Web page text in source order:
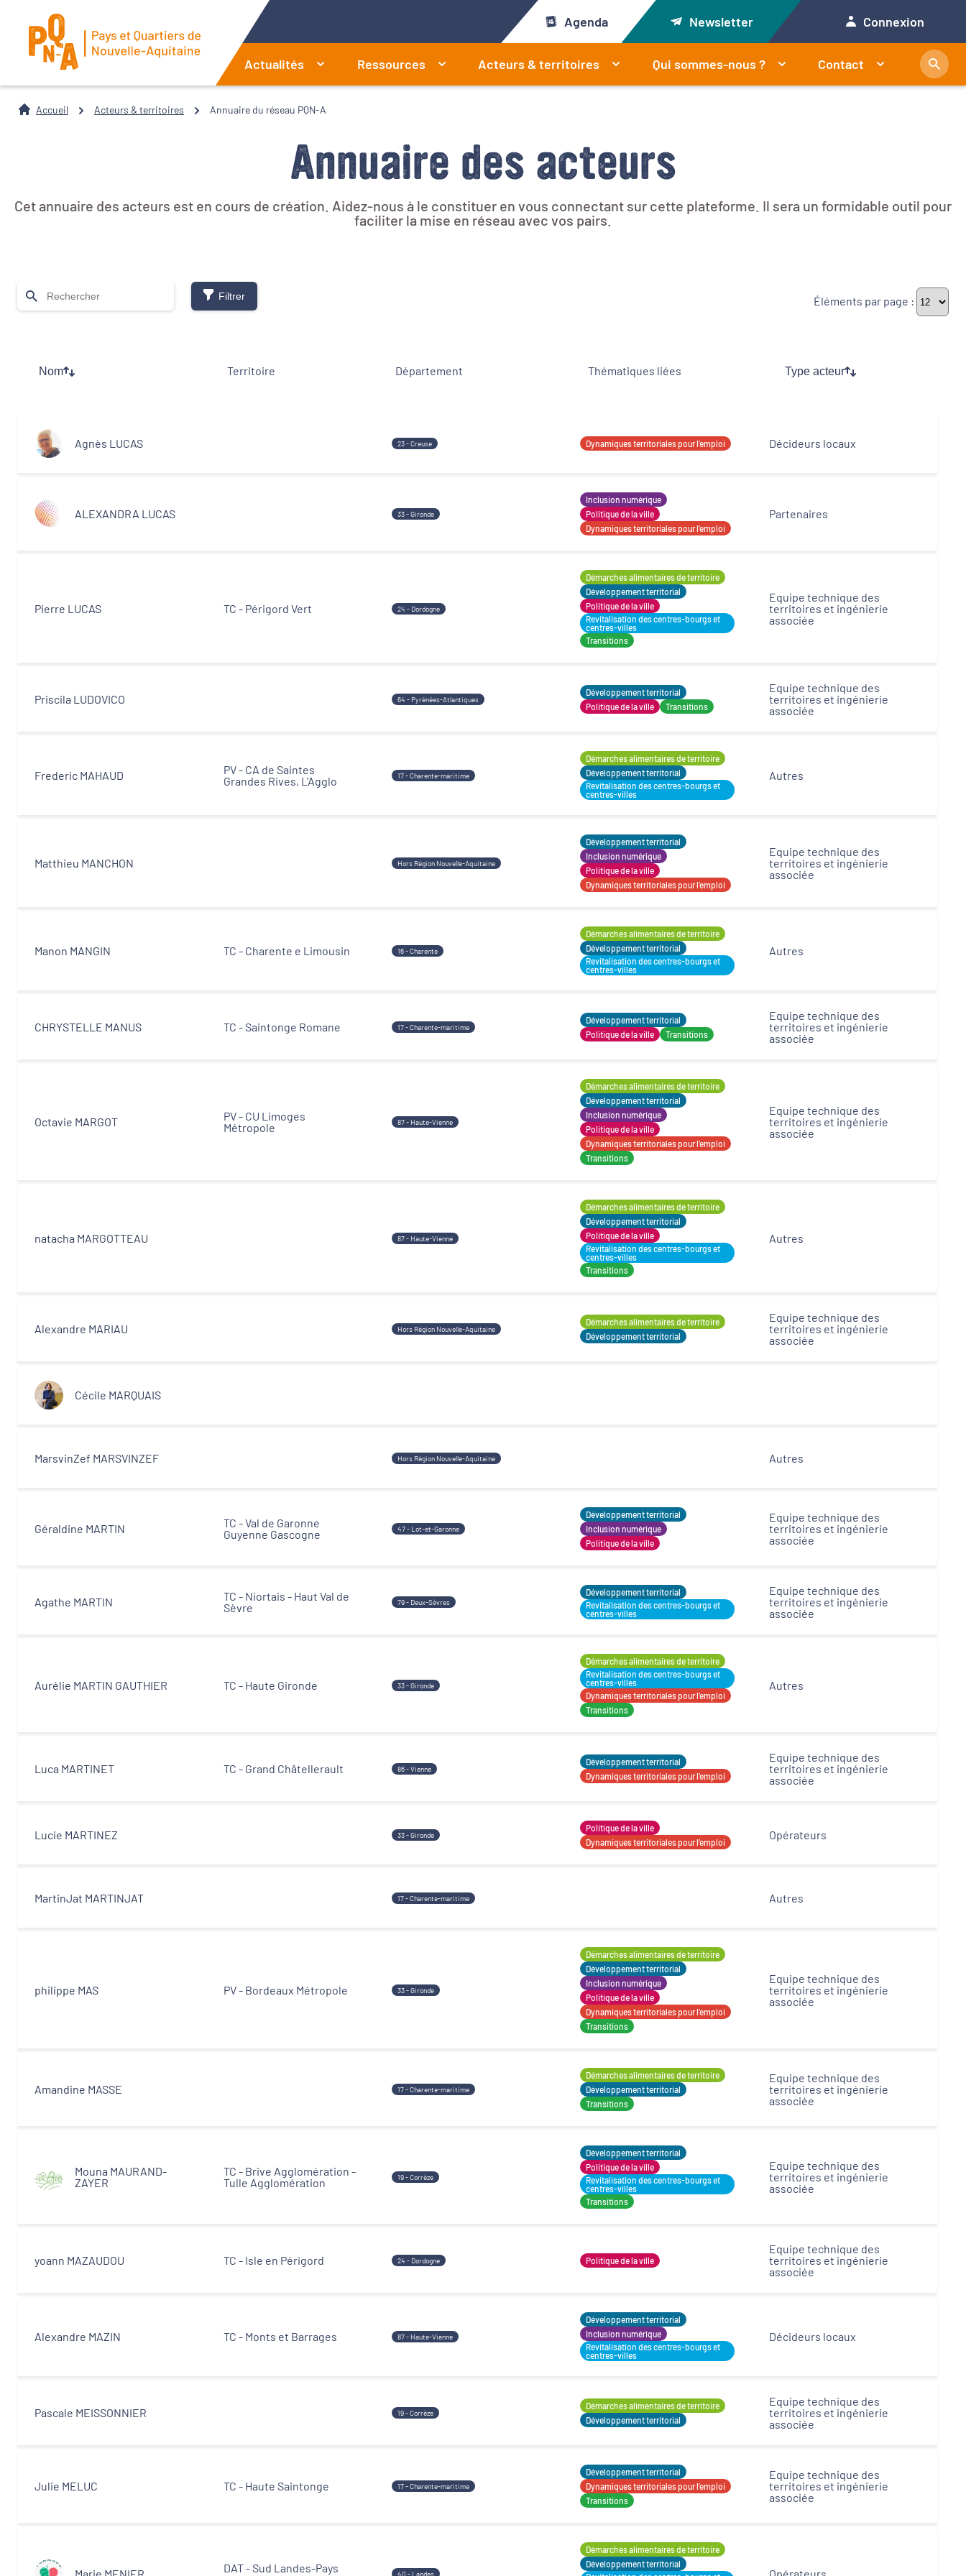
Agenda Newsletter Connexion
Actualités Ressources Acteurs & territoires Qui sommes-nous ? Contact
Accueil Acteurs & territoires Annuaire du réseau PQN-A
Annuaire des acteurs
Cet annuaire des acteurs est en cours de création. Aidez-nous à le constituer en vous connectant sur cette plateforme. Il sera un formidable outil pour
faciliter la mise en réseau avec vos pairs.
Éléments par page :
Filtrer
Territoires
Nom Territoire Département Thématiques liées Type acteur
Agnès LUCAS 23 - Creuse Dynamiques territoriales pour l’emploi Décideurs locaux
ALEXANDRA LUCAS 33 - Gironde
Inclusion numérique
Politique de la ville
Dynamiques territoriales pour l’emploi
Partenaires
Pierre LUCAS TC - Périgord Vert 24 - Dordogne
Démarches alimentaires de territoire
Développement territorial
Politique de la ville
Revitalisation des centres-bourgs et
centres-villes
Transitions
Equipe technique des
territoires et ingénierie
associée
Priscila LUDOVICO 64 - Pyrénées-Atlantiques
Développement territorial
Politique de la ville
Transitions
Equipe technique des
territoires et ingénierie
associée
Frederic MAHAUD
PV - CA de Saintes
Grandes Rives, L'Agglo
17 - Charente-maritime
Démarches alimentaires de territoire
Développement territorial
Revitalisation des centres-bourgs et
centres-villes
Autres
Matthieu MANCHON Hors Région Nouvelle-Aquitaine
Développement territorial
Inclusion numérique
Politique de la ville
Dynamiques territoriales pour l’emploi
Equipe technique des
territoires et ingénierie
associée
Manon MANGIN TC - Charente e Limousin 16 - Charente
Démarches alimentaires de territoire
Développement territorial
Revitalisation des centres-bourgs et
centres-villes
Autres
CHRYSTELLE MANUS TC - Saintonge Romane 17 - Charente-maritime
Développement territorial
Politique de la ville
Transitions
Equipe technique des
territoires et ingénierie
associée
Octavie MARGOT
PV - CU Limoges
Métropole
87 - Haute-Vienne
Démarches alimentaires de territoire
Développement territorial
Inclusion numérique
Politique de la ville
Dynamiques territoriales pour l’emploi
Transitions
Equipe technique des
territoires et ingénierie
associée
natacha MARGOTTEAU 87 - Haute-Vienne
Démarches alimentaires de territoire
Développement territorial
Politique de la ville
Revitalisation des centres-bourgs et
centres-villes
Transitions
Autres
Alexandre MARIAU Hors Région Nouvelle-Aquitaine
Démarches alimentaires de territoire
Développement territorial
Equipe technique des
territoires et ingénierie
associée
Cécile MARQUAIS
MarsvinZef MARSVINZEF Hors Région Nouvelle-Aquitaine Autres
Géraldine MARTIN
TC - Val de Garonne
Guyenne Gascogne
47 - Lot-et-Garonne
Développement territorial
Inclusion numérique
Politique de la ville
Equipe technique des
territoires et ingénierie
associée
Agathe MARTIN
TC - Niortais - Haut Val de
Sèvre
79 - Deux-Sèvres
Développement territorial
Revitalisation des centres-bourgs et
centres-villes
Equipe technique des
territoires et ingénierie
associée
Aurélie MARTIN GAUTHIER TC - Haute Gironde 33 - Gironde
Démarches alimentaires de territoire
Revitalisation des centres-bourgs et
centres-villes
Dynamiques territoriales pour l’emploi
Transitions
Autres
Luca MARTINET TC - Grand Châtellerault 86 - Vienne
Développement territorial
Dynamiques territoriales pour l’emploi
Equipe technique des
territoires et ingénierie
associée
Lucie MARTINEZ 33 - Gironde
Politique de la ville
Dynamiques territoriales pour l’emploi
Opérateurs
MartinJat MARTINJAT 17 - Charente-maritime Autres
philippe MAS PV - Bordeaux Métropole 33 - Gironde
Démarches alimentaires de territoire
Développement territorial
Inclusion numérique
Politique de la ville
Dynamiques territoriales pour l’emploi
Transitions
Equipe technique des
territoires et ingénierie
associée
Amandine MASSE 17 - Charente-maritime
Démarches alimentaires de territoire
Développement territorial
Transitions
Equipe technique des
territoires et ingénierie
associée
Mouna MAURAND-
ZAYER
TC - Brive Agglomération -
Tulle Agglomération
19 - Corrèze
Développement territorial
Politique de la ville
Revitalisation des centres-bourgs et
centres-villes
Transitions
Equipe technique des
territoires et ingénierie
associée
yoann MAZAUDOU TC - Isle en Périgord 24 - Dordogne Politique de la ville
Equipe technique des
territoires et ingénierie
associée
Alexandre MAZIN TC - Monts et Barrages 87 - Haute-Vienne
Développement territorial
Inclusion numérique
Revitalisation des centres-bourgs et
centres-villes
Décideurs locaux
Pascale MEISSONNIER 19 - Corrèze
Démarches alimentaires de territoire
Développement territorial
Equipe technique des
territoires et ingénierie
associée
Julie MELUC TC - Haute Saintonge 17 - Charente-maritime
Développement territorial
Dynamiques territoriales pour l’emploi
Transitions
Equipe technique des
territoires et ingénierie
associée
DAT - Sud Landes-Pays
40 - Landes
Démarches alimentaires de territoire
Développement territorial